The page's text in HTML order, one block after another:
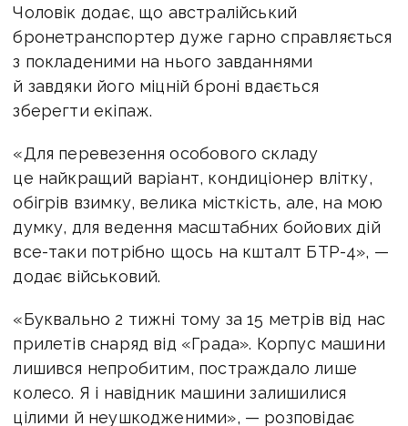
Фото АрміяІнформ
Чоловік додає, що австралійський
з покладеними на нього завданнями
й завдяки його міцній броні вдається
зберегти екіпаж.
«Для перевезення особового складу